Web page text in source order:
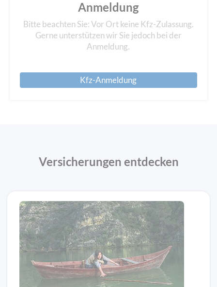
Anmeldung
Bitte beachten Sie: Vor Ort keine Kfz-Zulassung.
Gerne unterstützen wir Sie jedoch bei der
Anmeldung.
Kfz-Anmeldung
Versicherungen entdecken